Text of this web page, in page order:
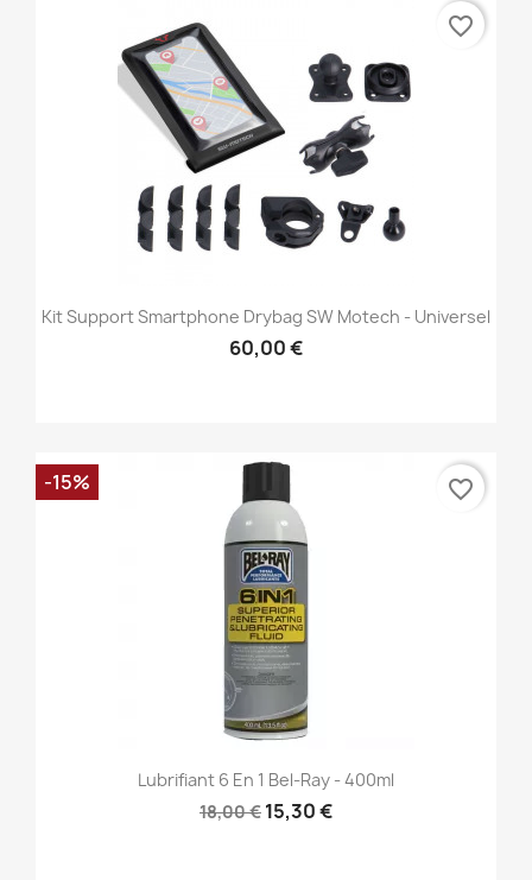
Kit Support Smartphone Drybag SW Motech - Universel
60,00 €
favorite_border
Lubrifiant 6 En 1 Bel-Ray - 400ml
18,00 € 15,30 €
-15% favorite_border